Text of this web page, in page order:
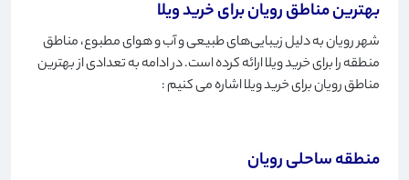
بهترین مناطق رویان برای خرید ویلا
شهر رویان به دلیل زیبایی‌های طبیعی و آب و هوای مطبوع، مناطق
منطقه را برای خرید ویلا ارائه کرده است. در ادامه به تعدادی از بهترین
مناطق رویان برای خرید ویلا اشاره می کنیم:
منطقه ساحلی رویان